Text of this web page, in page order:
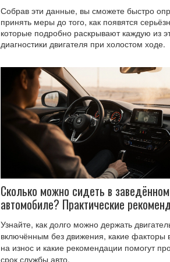
Собрав эти данные, вы сможете быстро
принять меры до того, как появятся
которые подробно раскрывают каждую из
диагностики двигателя при холостом ходе.
Сколько можно сидеть в заведённом
автомобиле? Практические
Узнайте, как долго можно держать
включённым без движения, какие факторы
на износ и какие рекомендации помогут
срок службы авто.